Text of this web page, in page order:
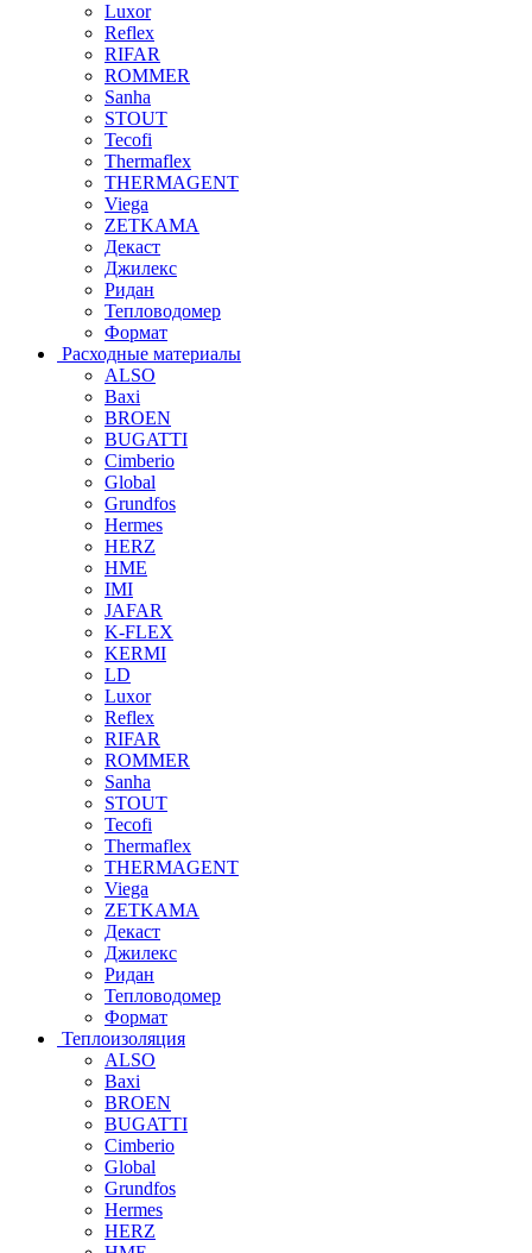
Luxor
Reflex
RIFAR
ROMMER
Sanha
STOUT
Tecofi
Thermaflex
THERMAGENT
Viega
ZETKAMA
Декаст
Джилекс
Ридан
Тепловодомер
Формат
Расходные материалы
ALSO
Baxi
BROEN
BUGATTI
Cimberio
Global
Grundfos
Hermes
HERZ
HME
IMI
JAFAR
K-FLEX
KERMI
LD
Luxor
Reflex
RIFAR
ROMMER
Sanha
STOUT
Tecofi
Thermaflex
THERMAGENT
Viega
ZETKAMA
Декаст
Джилекс
Ридан
Тепловодомер
Формат
Теплоизоляция
ALSO
Baxi
BROEN
BUGATTI
Cimberio
Global
Grundfos
Hermes
HERZ